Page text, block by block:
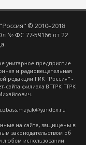
© 2010–2018
№ ФС 77-59166 от 22
унитарное предприятие
и радиовещательная
редакции ГИК "Россия" -
сайта филиала ВГТРК ГТРК
на сайте, защищены в
законодательством об
любом использовании